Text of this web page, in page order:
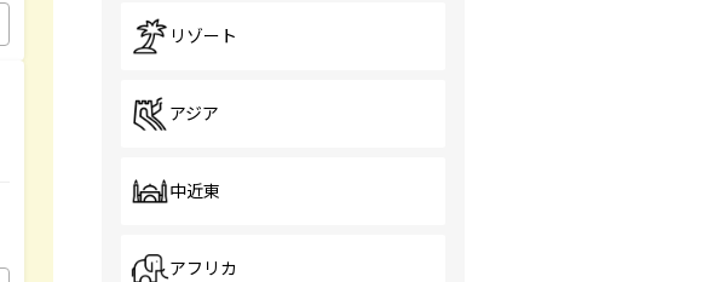
リゾート
アジア
中近東
アフリカ